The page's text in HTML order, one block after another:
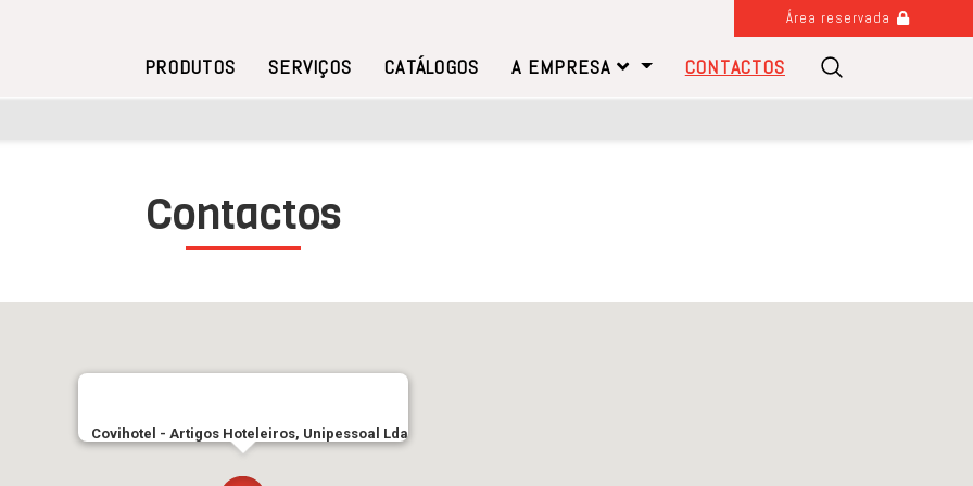
Área reservada
PRODUTOS SERVIÇOS CATÁLOGOS A EMPRESA CONTACTOS
Contactos
Covihotel - Artigos Hoteleiros, Unipessoal Lda